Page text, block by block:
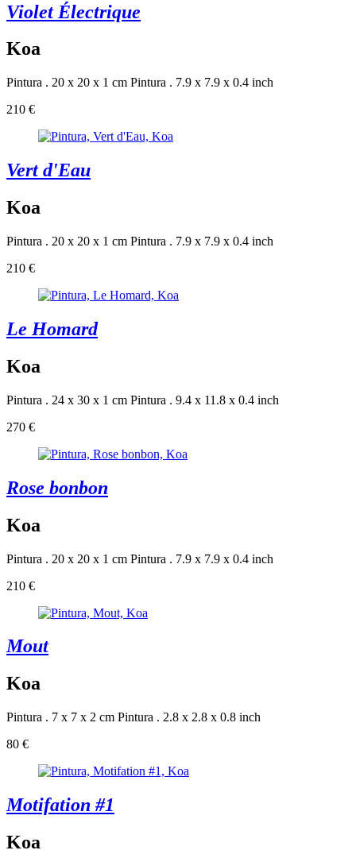
Violet Électrique
Koa
Pintura . 20 x 20 x 1 cm Pintura . 7.9 x 7.9 x 0.4 inch
210 €
Vert d'Eau
Koa
Pintura . 20 x 20 x 1 cm Pintura . 7.9 x 7.9 x 0.4 inch
210 €
Le Homard
Koa
Pintura . 24 x 30 x 1 cm Pintura . 9.4 x 11.8 x 0.4 inch
270 €
Rose bonbon
Koa
Pintura . 20 x 20 x 1 cm Pintura . 7.9 x 7.9 x 0.4 inch
210 €
Mout
Koa
Pintura . 7 x 7 x 2 cm Pintura . 2.8 x 2.8 x 0.8 inch
80 €
Motifation #1
Koa